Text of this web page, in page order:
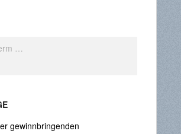
gewinnbringenden